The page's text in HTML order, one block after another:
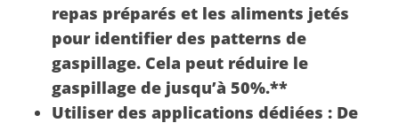
repas préparés et les aliments jetés
pour identifier des patterns de
gaspillage. Cela peut réduire le
gaspillage de jusqu’à 50%.**
Utiliser des applications dédiées :De